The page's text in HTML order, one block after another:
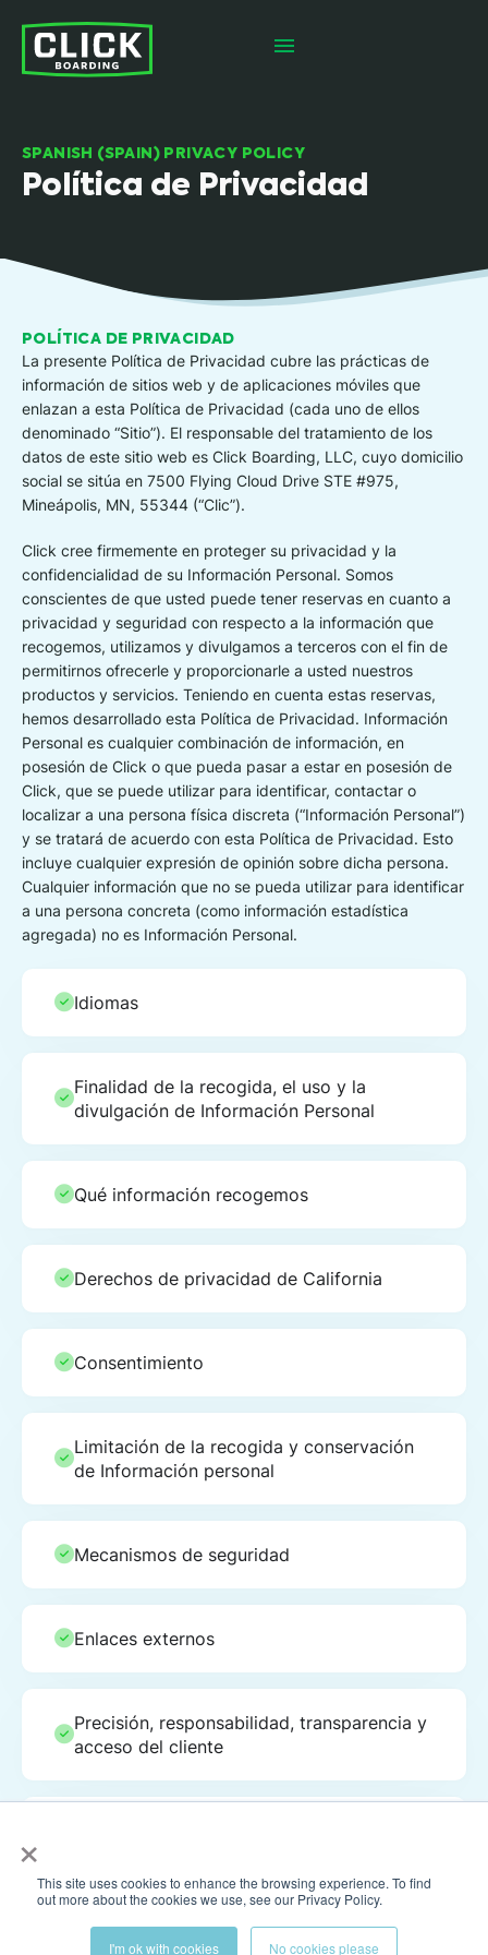
×
This site uses cookies to enhance the browsing experience. To find
out more about the cookies we use, see our Privacy Policy.
I'm ok with cookies No cookies please
SPANISH (SPAIN) PRIVACY POLICY
Política de Privacidad
POLÍTICA DE PRIVACIDAD
La presente Política de Privacidad cubre las prácticas de
información de sitios web y de aplicaciones móviles que
enlazan a esta Política de Privacidad (cada uno de ellos
denominado “Sitio”). El responsable del tratamiento de los
datos de este sitio web es Click Boarding, LLC, cuyo domicilio
social se sitúa en 7500 Flying Cloud Drive STE #975,
Mineápolis, MN, 55344 (“Clic”).
Click cree firmemente en proteger su privacidad y la
confidencialidad de su Información Personal. Somos
conscientes de que usted puede tener reservas en cuanto a
privacidad y seguridad con respecto a la información que
recogemos, utilizamos y divulgamos a terceros con el fin de
permitirnos ofrecerle y proporcionarle a usted nuestros
productos y servicios. Teniendo en cuenta estas reservas,
hemos desarrollado esta Política de Privacidad. Información
Personal es cualquier combinación de información, en
posesión de Click o que pueda pasar a estar en posesión de
Click, que se puede utilizar para identificar, contactar o
localizar a una persona física discreta (“Información Personal”)
y se tratará de acuerdo con esta Política de Privacidad. Esto
incluye cualquier expresión de opinión sobre dicha persona.
Cualquier información que no se pueda utilizar para identificar
a una persona concreta (como información estadística
agregada) no es Información Personal.
Idiomas
Finalidad de la recogida, el uso y la
divulgación de Información Personal
Qué información recogemos
Derechos de privacidad de California
Consentimiento
Limitación de la recogida y conservación
de Información personal
Mecanismos de seguridad
Enlaces externos
Precisión, responsabilidad, transparencia y
acceso del cliente
Cambios en esta Política de Privacidad